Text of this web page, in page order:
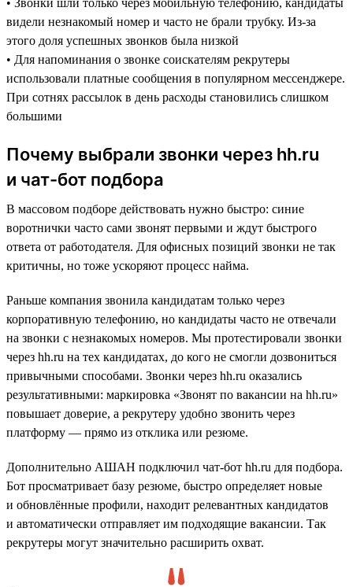
видели незнакомый номер и часто не брали трубку. Из-за
этого доля успешных звонков была низкой
• Для напоминания о звонке соискателям рекрутеры
использовали платные сообщения в популярном мессенджере.
При сотнях рассылок в день расходы становились слишком
большими
Почему выбрали звонки через hh.ru
и чат-бот подбора
В массовом подборе действовать нужно быстро: синие
воротнички часто сами звонят первыми и ждут быстрого
ответа от работодателя. Для офисных позиций звонки не так
критичны, но тоже ускоряют процесс найма.
Раньше компания звонила кандидатам только через
корпоративную телефонию, но кандидаты часто не отвечали
на звонки с незнакомых номеров. Мы протестировали звонки
через hh.ru на тех кандидатах, до кого не смогли дозвониться
привычными способами. Звонки через hh.ru оказались
результативными: маркировка «Звонят по вакансии на hh.ru»
повышает доверие, а рекрутеру удобно звонить через
платформу — прямо из отклика или резюме.
Дополнительно АШАН подключил чат-бот hh.ru для подбора.
Бот просматривает базу резюме, быстро определяет новые
и обновлённые профили, находит релевантных кандидатов
и автоматически отправляет им подходящие вакансии. Так
рекрутеры могут значительно расширить охват.